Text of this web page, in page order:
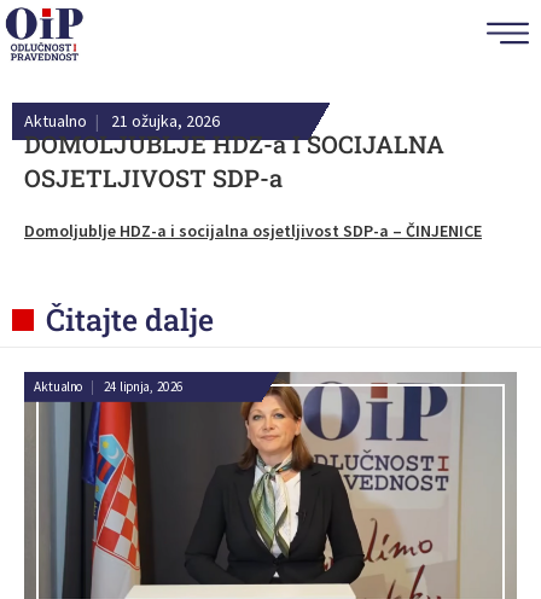
Aktualno | 21 ožujka, 2026
DOMOLJUBLJE HDZ-a I SOCIJALNA
OSJETLJIVOST SDP-a
Domoljublje HDZ-a i socijalna osjetljivost SDP-a – ČINJENICE
Čitajte dalje
Aktualno | 24 lipnja, 2026